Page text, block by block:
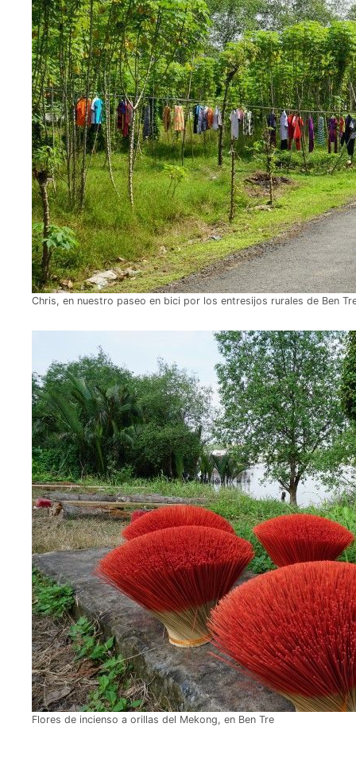
Chris, en nuestro paseo en bici por los entresijos rurales de Ben
Flores de incienso a orillas del Mekong, en Ben Tre